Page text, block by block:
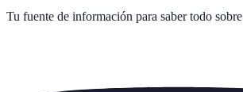
Tu fuente de información para saber todo sobre